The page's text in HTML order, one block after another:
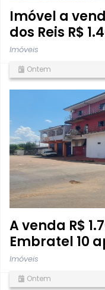
Imóvel a
dos Reis R$
Imóveis
Ontem
A venda R$
Embratel 10
Imóveis
Ontem